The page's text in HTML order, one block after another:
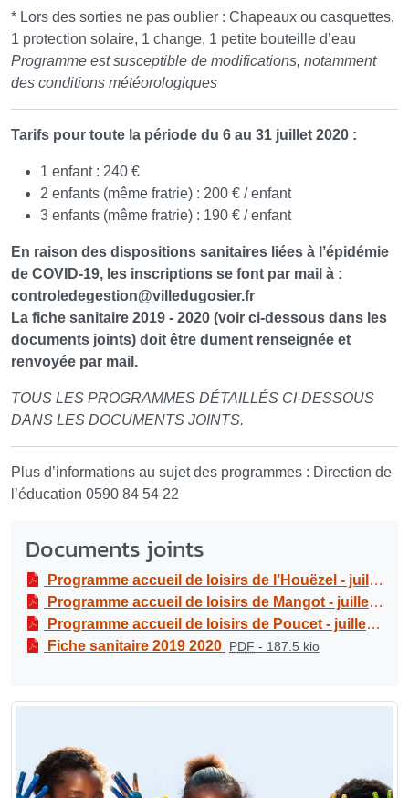
* Lors des sorties ne pas oublier : Chapeaux ou casquettes,
1 protection solaire, 1 change, 1 petite bouteille d’eau
Programme est susceptible de modifications, notamment
des conditions météorologiques
Tarifs pour toute la période du 6 au 31 juillet 2020 :
1 enfant : 240 €
2 enfants (même fratrie) : 200 € / enfant
3 enfants (même fratrie) : 190 € / enfant
En raison des dispositions sanitaires liées à l’épidémie
de COVID-19, les inscriptions se font par mail à :
controledegestion@villedugosier.fr
La fiche sanitaire 2019 - 2020 (voir ci-dessous dans les
documents joints) doit être dument renseignée et
renvoyée par mail.
TOUS LES PROGRAMMES DÉTAILLÉS CI-DESSOUS
DANS LES DOCUMENTS JOINTS.
Plus d’informations au sujet des programmes : Direction de
l’éducation 0590 84 54 22
Documents joints
Programme accueil de loisirs de l’Houëzel - juillet 2020
Programme accueil de loisirs de Mangot - juillet 2020
Programme accueil de loisirs de Poucet - juillet 2020
Fiche sanitaire 2019 2020 PDF - 187.5 kio